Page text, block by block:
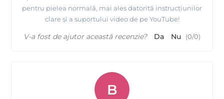
pentru pielea normală, mai ales datorită instrucțiunilor
clare și a suportului video de pe YouTube!
V-a fost de ajutor această recenzie? Da Nu (0/0)
B